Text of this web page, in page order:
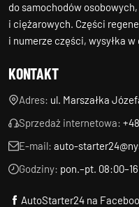
do samochodów
i ciężarowych. Części
i numerze części, wysyłka w
KONTAKT
Adres: ul. Marszałka
Sprzedaż internetowa:
E-mail: auto-
Godziny: pon.–pt.
AutoStarter24 na